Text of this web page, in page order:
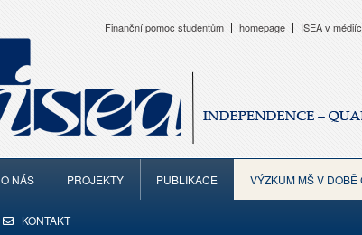
Finanční pomoc studentům homepage ISEA v
O NÁS PROJEKTY PUBLIKACE VÝZKUM MŠ V DOBĚ
KONTAKT